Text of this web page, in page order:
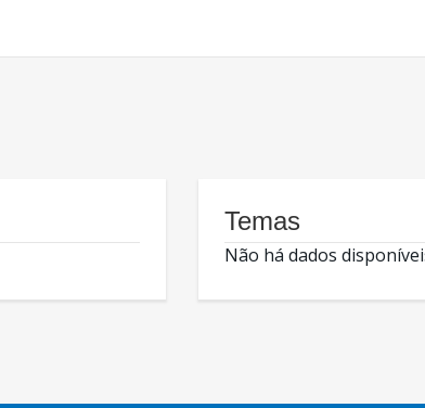
Temas
Não há dados